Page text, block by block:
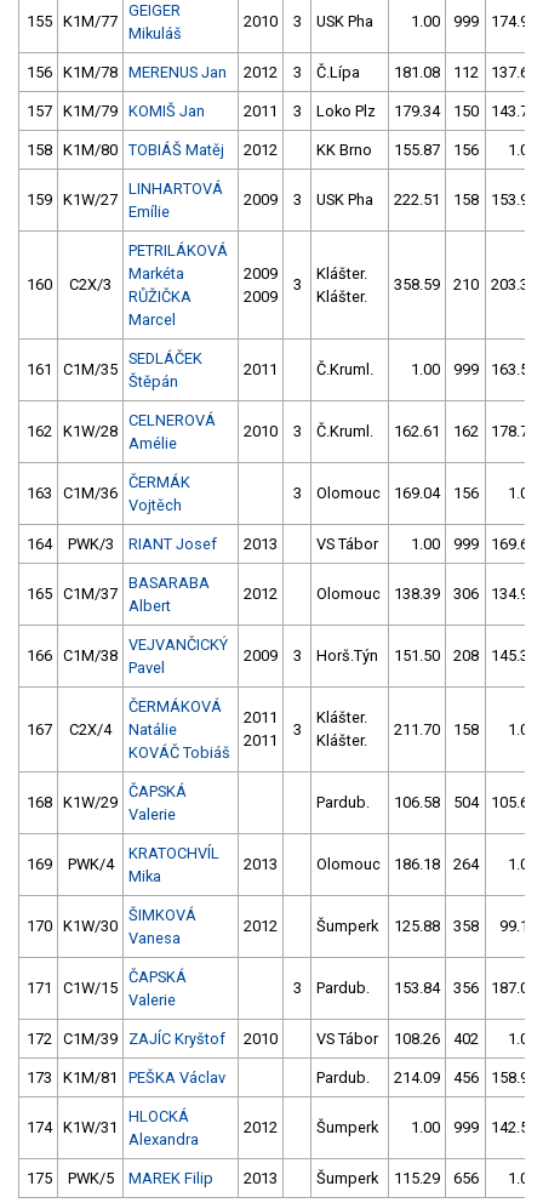
155 K1M/77
GEIGER
Mikuláš
2010 3 USK Pha 1.00 999 174.94
156 K1M/78 MERENUS Jan 2012 3 Č.Lípa 181.08 112 137.62
157 K1M/79 KOMIŠ Jan 2011 3 Loko Plz 179.34 150 143.74
158 K1M/80 TOBIÁŠ Matěj 2012 KK Brno 155.87 156 1.00
159 K1W/27
LINHARTOVÁ
Emílie
2009 3 USK Pha 222.51 158 153.99
160 C2X/3
PETRILÁKOVÁ
Markéta
RŮŽIČKA
Marcel
2009
2009
3
Klášter.
Klášter.
358.59 210 203.36
161 C1M/35
SEDLÁČEK
Štěpán
2011 Č.Kruml. 1.00 999 163.54
162 K1W/28
CELNEROVÁ
Amélie
2010 3 Č.Kruml. 162.61 162 178.76
163 C1M/36
ČERMÁK
Vojtěch
3 Olomouc 169.04 156 1.00
164 PWK/3 RIANT Josef 2013 VS Tábor 1.00 999 169.60
165 C1M/37
BASARABA
Albert
2012 Olomouc 138.39 306 134.93
166 C1M/38
VEJVANČICKÝ
Pavel
2009 3 Horš.Týn 151.50 208 145.38
167 C2X/4
ČERMÁKOVÁ
Natálie
KOVÁČ Tobiáš
2011
2011
3
Klášter.
Klášter.
211.70 158 1.00
168 K1W/29
ČAPSKÁ
Valerie
Pardub. 106.58 504 105.62
169 PWK/4
KRATOCHVÍL
Mika
2013 Olomouc 186.18 264 1.00
170 K1W/30
ŠIMKOVÁ
Vanesa
2012 Šumperk 125.88 358 99.16
171 C1W/15
ČAPSKÁ
Valerie
3 Pardub. 153.84 356 187.03
172 C1M/39 ZAJÍC Kryštof 2010 VS Tábor 108.26 402 1.00
173 K1M/81 PEŠKA Václav Pardub. 214.09 456 158.99
174 K1W/31
HLOCKÁ
Alexandra
2012 Šumperk 1.00 999 142.52
175 PWK/5 MAREK Filip 2013 Šumperk 115.29 656 1.00